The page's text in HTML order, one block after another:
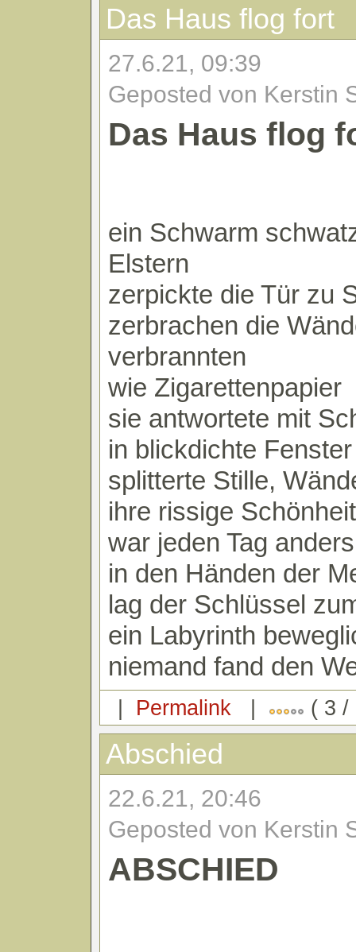
Das Haus flog fort
27.6.21, 09:39
Geposted von Kerstin
Das Haus flog
ein Schwarm
Elstern
zerpickte die Tür zu
zerbrachen die
verbrannten
wie Zigarettenpapier
sie antwortete mit
in blickdichte Fenster
splitterte Stille,
ihre rissige Schönheit
war jeden Tag
in den Händen der
lag der Schlüssel
ein Labyrinth
niemand fand den
| Permalink | ( 3 /
Abschied
22.6.21, 20:46
Geposted von Kerstin
ABSCHIED